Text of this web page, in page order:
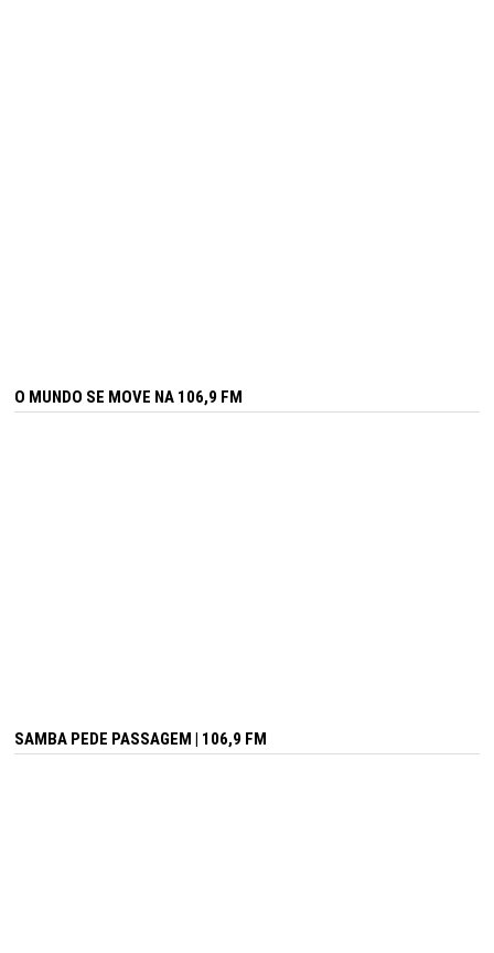
O MUNDO SE MOVE NA 106,9 FM
SAMBA PEDE PASSAGEM | 106,9 FM